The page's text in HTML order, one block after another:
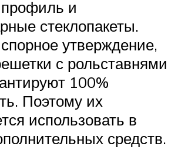
и
стеклопакеты.
утверждение,
с рольставнями
100%
Поэтому их
использовать в
средств.